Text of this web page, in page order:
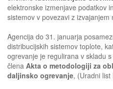
elektronske izmenjave podatkov
sistemov v povezavi z
Agencija do 31. januarja
distribucijskih sistemov toplote,
ogrevanje je regulirana v skladu
člena Akta o metodologiji za
daljinsko ogrevanje, (Uradni list